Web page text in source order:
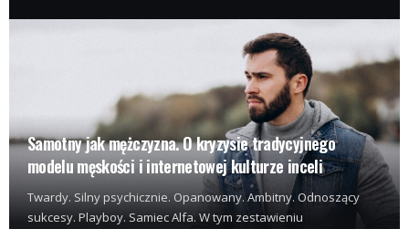
Samotny jak mężczyzna. O kryzysie tradycyjnego
modelu męskości i internetowej kulturze inceli
Twardy. Silny psychicznie. Opanowany. Ambitny. Odnoszący
sukcesy. Playboy. Samiec Alfa. W tym zestawieniu